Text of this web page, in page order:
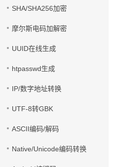
SHA/SHA256加密
摩尔斯电码加解密
UUID在线生成
htpasswd生成
IP/数字地址转换
UTF-8转GBK
ASCII编码/解码
Native/Unicode编码转换